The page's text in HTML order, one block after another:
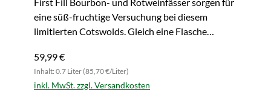
eine süß-fruchtige Versuchung bei diesem
limitierten Cotswolds. Gleich eine Flasche
59,99 €
Inhalt: 0.7 Liter (85,70 €/Liter)
inkl. MwSt. zzgl. Versandkosten